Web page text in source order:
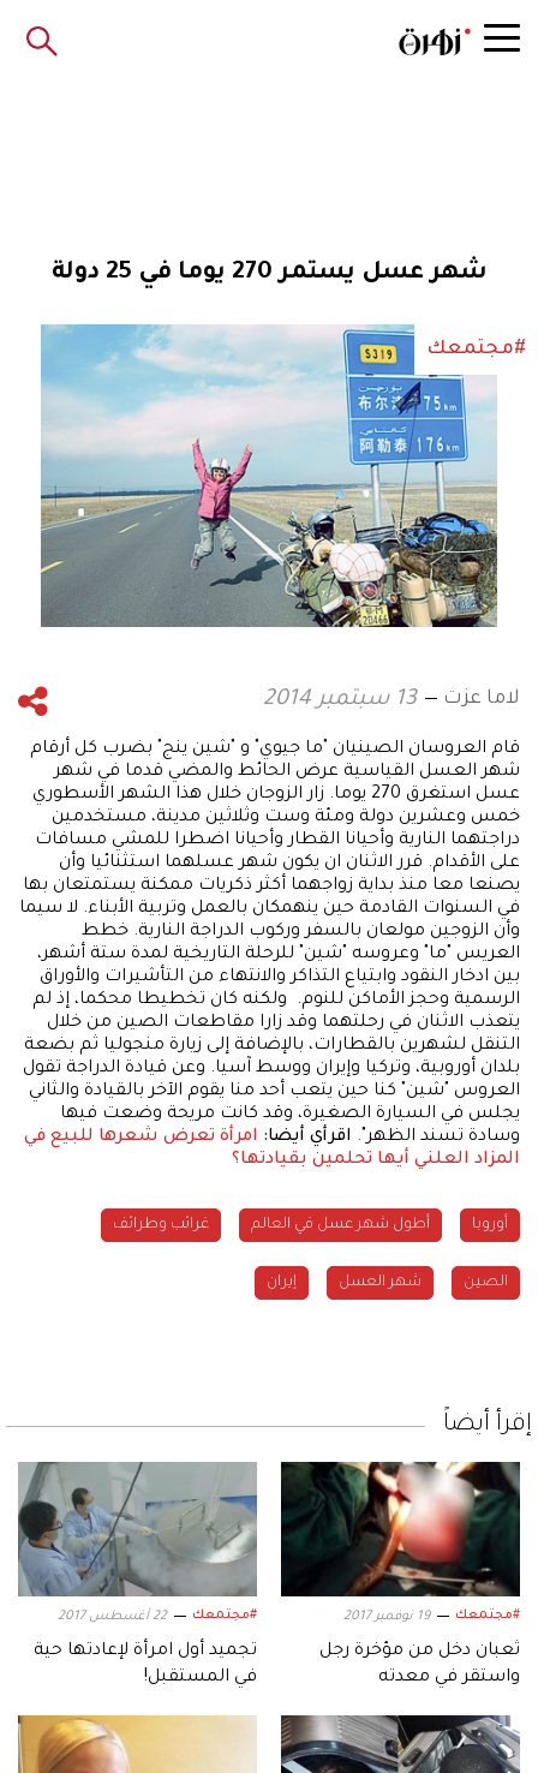
شهر عسل يستمر 270 يوما في 25 دولة
#مجتمعك
لاما عزت 13 سبتمبر 2014
قام العروسان الصينيان "ما جيوي" و "شين ينج" بضرب كل أرقام
شهر العسل القياسية عرض الحائط والمضي قدما في شهر
عسل استغرق 270 يوما. زار الزوجان خلال هذا الشهر الأسطوري
خمس وعشرين دولة ومئة وست وثلاثين مدينة، مستخدمين
دراجتهما النارية وأحيانا القطار وأحيانا اضطرا للمشي مسافات
على الأقدام. قرر الاثنان ان يكون شهر عسلهما استثنائيا وأن
يصنعا معا منذ بداية زواجهما أكثر ذكريات ممكنة يستمتعان بها
في السنوات القادمة حين ينهمكان بالعمل وتربية الأبناء. لا سيما
وأن الزوجين مولعان بالسفر وركوب الدراجة النارية. خطط
العريس "ما" وعروسه "شين" للرحلة التاريخية لمدة ستة أشهر،
بين ادخار النقود وابتياع التذاكر والانتهاء من التأشيرات والأوراق
الرسمية وحجز الأماكن للنوم. ولكنه كان تخطيطا محكما، إذ لم
يتعذب الاثنان في رحلتهما وقد زارا مقاطعات الصين من خلال
التنقل لشهرين بالقطارات، بالإضافة إلى زيارة منجوليا ثم بضعة
بلدان أوروبية، وتركيا وإيران ووسط آسيا. وعن قيادة الدراجة تقول
العروس "شين" كنا حين يتعب أحد منا يقوم الآخر بالقيادة والثاني
يجلس في السيارة الصغيرة، وقد كانت مريحة وضعت فيها
وسادة تسند الظهر". اقرأي أيضا: امرأة تعرض شعرها للبيع في
المزاد العلني أيها تحلمين بقيادتها؟
أوروبا أطول شهر عسل في العالم غرائب وطرائف
الصين شهر العسل إيران
إقرأ أيضاً
#مجتمعك 19 نوفمبر 2017
ثعبان دخل من مؤخرة رجل
واستقر في معدته
#مجتمعك 22 أغسطس 2017
تجميد أول امرأة لإعادتها حية
في المستقبل!